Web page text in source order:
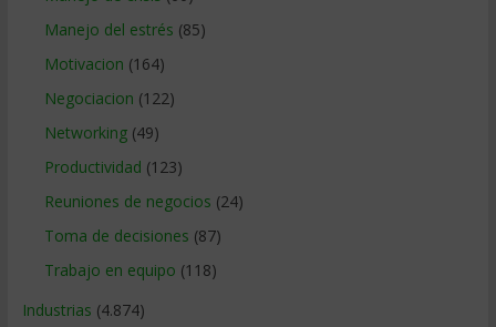
Manejo del estrés (85)
Motivacion (164)
Negociacion (122)
Networking(49)
Productividad (123)
Reuniones de negocios (24)
Toma de decisiones (87)
Trabajo en equipo (118)
Industrias (4.874)